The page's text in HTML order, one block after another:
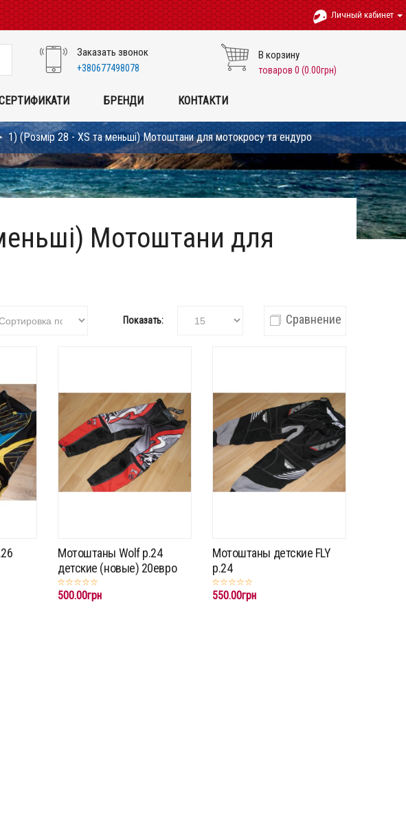
Личный кабинет
Заказать звонок
+380677498078
В корзину
товаров 0 (0.00грн)
БРЕНДИ КОНТАКТИ
1) (Розмір 28 - XS та меньші) Мотоштани для мотокросу та ендуро
Мотоштани для
Показать: Сравнение
Мотоштаны Wolf p.24
детские (новые) 20евро
500.00грн
Мотоштаны детские FLY
p.24
550.00грн